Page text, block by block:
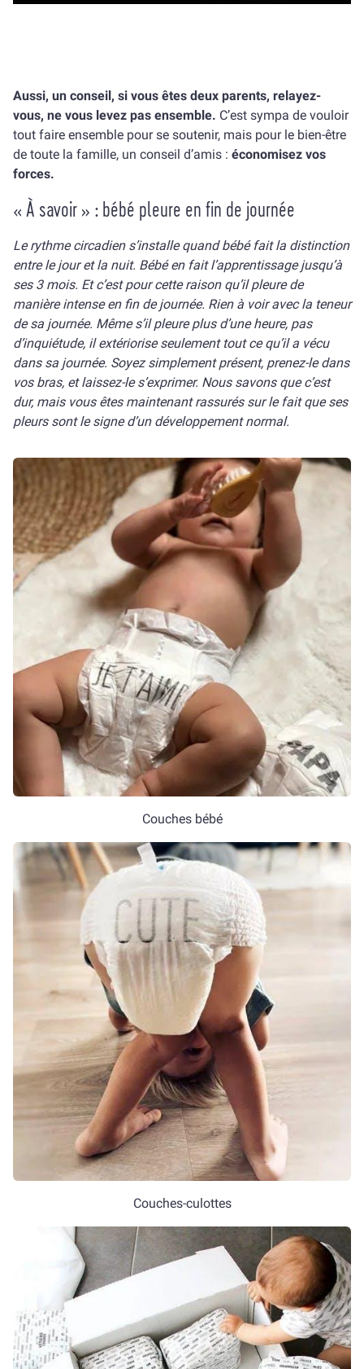
Aussi, un conseil, si vous êtes deux parents, relayez-
vous, ne vous levez pas ensemble. C’est sympa de vouloir
tout faire ensemble pour se soutenir, mais pour le bien-être
de toute la famille, un conseil d’amis : économisez vos
forces.
« À savoir » : bébé pleure en fin de journée
Le rythme circadien s’installe quand bébé fait la distinction
entre le jour et la nuit. Bébé en fait l’apprentissage jusqu’à
ses 3 mois. Et c’est pour cette raison qu’il pleure de
manière intense en fin de journée. Rien à voir avec la teneur
de sa journée. Même s’il pleure plus d’une heure, pas
d’inquiétude, il extériorise seulement tout ce qu’il a vécu
dans sa journée. Soyez simplement présent, prenez-le dans
vos bras, et laissez-le s’exprimer. Nous savons que c’est
dur, mais vous êtes maintenant rassurés sur le fait que ses
pleurs sont le signe d’un développement normal.
Couches bébé
Couches-culottes